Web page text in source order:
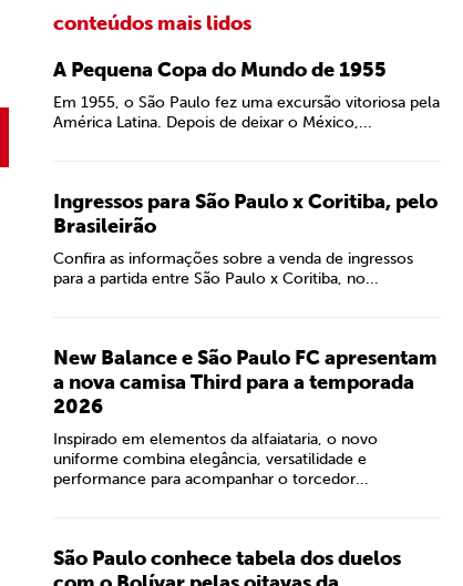
conteúdos mais lidos
A Pequena Copa do Mundo de 1955
Em 1955, o São Paulo fez uma excursão vitoriosa pela
América Latina. Depois de deixar o México,...
Ingressos para São Paulo x Coritiba, pelo
Brasileirão
Confira as informações sobre a venda de ingressos
para a partida entre São Paulo x Coritiba, no...
New Balance e São Paulo FC apresentam
a nova camisa Third para a temporada
2026
Inspirado em elementos da alfaiataria, o novo
uniforme combina elegância, versatilidade e
performance para acompanhar o torcedor...
São Paulo conhece tabela dos duelos